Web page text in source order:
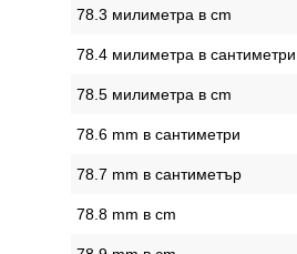
78.3 милиметра в cm
78.4 милиметра в сантиметри
78.5 милиметра в cm
78.6 mm в сантиметри
78.7 mm в сантиметър
78.8 mm в cm